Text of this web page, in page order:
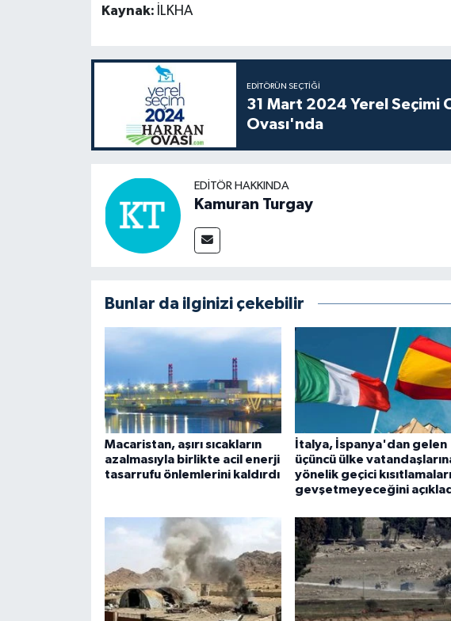
Kaynak: İLKHA
EDITÖRÜN SEÇTIĞI
31 Mart 2024 Yerel Seçimi
Ovası'nda
EDITÖR HAKKINDA
Kamuran Turgay
Bunlar da ilginizi çekebilir
Macaristan, aşırı sıcakların
azalmasıyla birlikte acil enerji
tasarrufu önlemlerini kaldırdı
İtalya, İspanya'dan gelen
üçüncü ülke
yönelik geçici kısıtlamaları
gevşetmeyeceğini